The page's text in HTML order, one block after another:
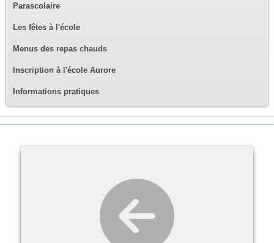
Parascolaire
Les fêtes à l'école
Menus des repas chauds
Inscription à l'école Aurore
Informations pratiques